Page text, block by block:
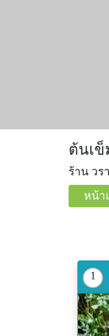
ต้นเข็
ร้าน วร
หน้า
1